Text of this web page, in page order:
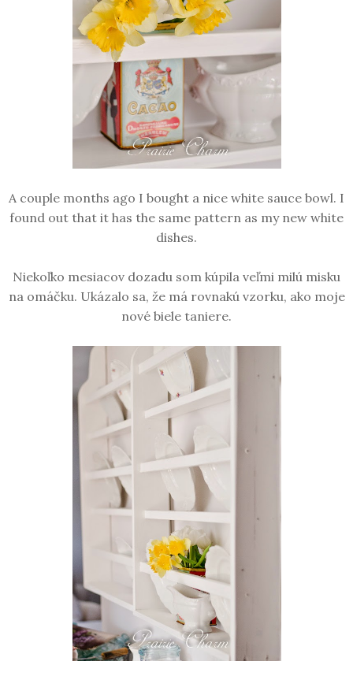
A couple months ago I bought a nice white sauce bowl. I
found out that it has the same pattern as my new white
dishes.
Niekoľko mesiacov dozadu som kúpila veľmi milú misku
na omáčku. Ukázalo sa, že má rovnakú vzorku, ako moje
nové biele taniere.